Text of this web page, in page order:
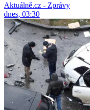
Aktuálně.cz - Zprávy
dnes, 03:30